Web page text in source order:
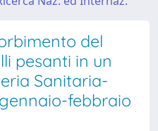
del
pesanti in un
Sanitaria-
febbraio